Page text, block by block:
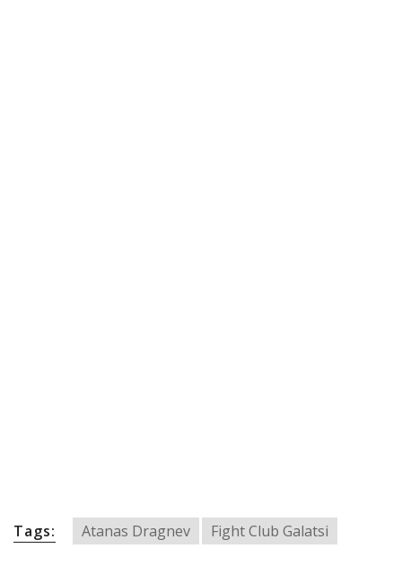
Tags: Atanas Dragnev Fight Club Galatsi